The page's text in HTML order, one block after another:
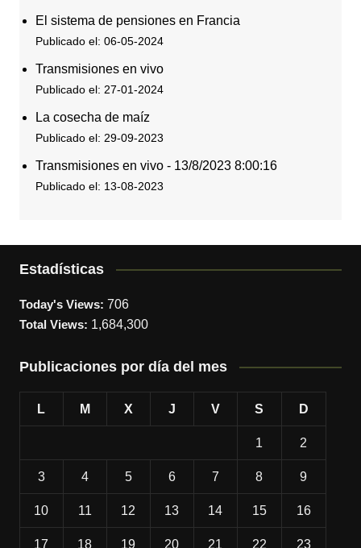
El sistema de pensiones en Francia
Publicado el: 06-05-2024
Transmisiones en vivo
Publicado el: 27-01-2024
La cosecha de maíz
Publicado el: 29-09-2023
Transmisiones en vivo - 13/8/2023 8:00:16
Publicado el: 13-08-2023
Estadísticas
Today's Views: 706
Total Views: 1,684,300
Publicaciones por día del mes
L M X J V S D
1 2
3 4 5 6 7 8 9
10 11 12 13 14 15 16
17 18 19 20 21 22 23